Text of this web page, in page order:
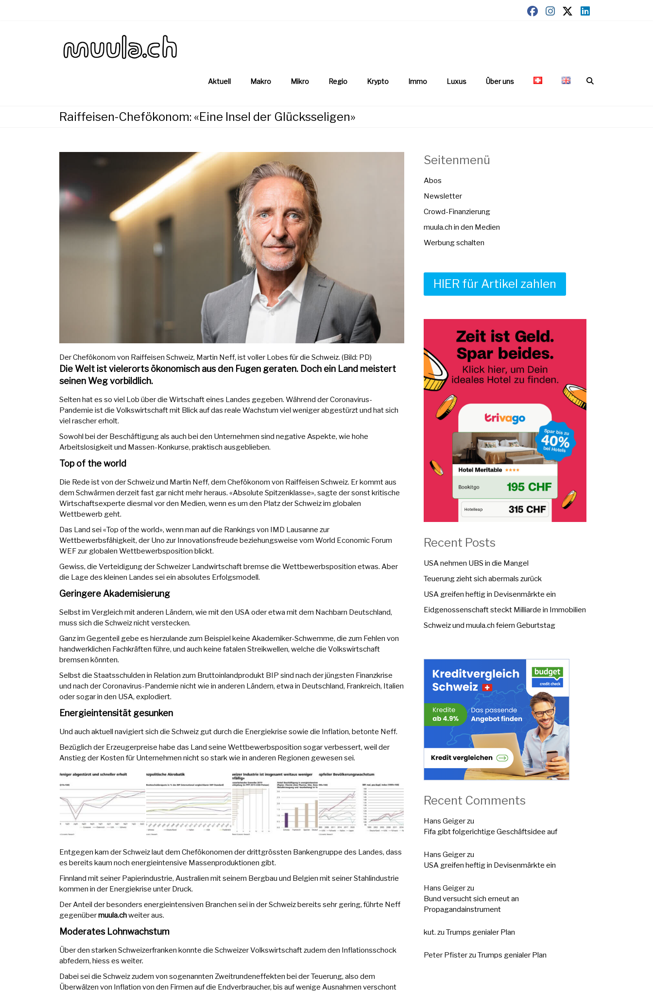
Aktuell Makro Mikro Regio Krypto Immo Luxus Über uns
Raiffeisen-Chefökonom: «Eine Insel der Glücksseligen»
Der Chefökonom von Raiffeisen Schweiz, Martin Neff, ist voller Lobes für die Schweiz. (Bild: PD)
Die Welt ist vielerorts ökonomisch aus den Fugen geraten. Doch ein Land meistert
seinen Weg vorbildlich.
Selten hat es so viel Lob über die Wirtschaft eines Landes gegeben. Während der Coronavirus-
Pandemie ist die Volkswirtschaft mit Blick auf das reale Wachstum viel weniger abgestürzt und hat sich
viel rascher erholt.
Sowohl bei der Beschäftigung als auch bei den Unternehmen sind negative Aspekte, wie hohe
Arbeitslosigkeit und Massen-Konkurse, praktisch ausgeblieben.
Top of the world
Die Rede ist von der Schweiz und Martin Neff, dem Chefökonom von Raiffeisen Schweiz. Er kommt aus
dem Schwärmen derzeit fast gar nicht mehr heraus. «Absolute Spitzenklasse», sagte der sonst kritische
Wirtschaftsexperte diesmal vor den Medien, wenn es um den Platz der Schweiz im globalen
Wettbewerb geht.
Das Land sei «Top of the world», wenn man auf die Rankings von IMD Lausanne zur
Wettbewerbsfähigkeit, der Uno zur Innovationsfreude beziehungsweise vom World Economic Forum
WEF zur globalen Wettbewerbsposition blickt.
Gewiss, die Verteidigung der Schweizer Landwirtschaft bremse die Wettbewerbsposition etwas. Aber
die Lage des kleinen Landes sei ein absolutes Erfolgsmodell.
Geringere Akademisierung
Selbst im Vergleich mit anderen Ländern, wie mit den USA oder etwa mit dem Nachbarn Deutschland,
muss sich die Schweiz nicht verstecken.
Ganz im Gegenteil gebe es hierzulande zum Beispiel keine Akademiker-Schwemme, die zum Fehlen von
handwerklichen Fachkräften führe, und auch keine fatalen Streikwellen, welche die Volkswirtschaft
bremsen könnten.
Selbst die Staatsschulden in Relation zum Bruttoinlandprodukt BIP sind nach der jüngsten Finanzkrise
und nach der Coronavirus-Pandemie nicht wie in anderen Ländern, etwa in Deutschland, Frankreich, Italien
oder sogar in den USA, explodiert.
Energieintensität gesunken
Und auch aktuell navigiert sich die Schweiz gut durch die Energiekrise sowie die Inflation, betonte Neff.
Bezüglich der Erzeugerpreise habe das Land seine Wettbewerbsposition sogar verbessert, weil der
Anstieg der Kosten für Unternehmen nicht so stark wie in anderen Regionen gewesen sei.
Entgegen kam der Schweiz laut dem Chefökonomen der drittgrössten Bankengruppe des Landes, dass
es bereits kaum noch energieintensive Massenproduktionen gibt.
Finnland mit seiner Papierindustrie, Australien mit seinem Bergbau und Belgien mit seiner Stahlindustrie
kommen in der Energiekrise unter Druck.
Der Anteil der besonders energieintensiven Branchen sei in der Schweiz bereits sehr gering, führte Neff
gegenübermuula.chweiter aus.
Moderates Lohnwachstum
Über den starken Schweizerfranken konnte die Schweizer Volkswirtschaft zudem den Inflationsschock
abfedern, hiess es weiter.
Dabei sei die Schweiz zudem von sogenannten Zweitrundeneffekten bei der Teuerung, also dem
Überwälzen von Inflation von den Firmen auf die Endverbraucher, bis auf wenige Ausnahmen verschont
Seitenmenü
Abos
Newsletter
Crowd-Finanzierung
muula.ch in den Medien
Werbung schalten
HIER für Artikel zahlen
Recent Posts
USA nehmen UBS in die Mangel
Teuerung zieht sich abermals zurück
USA greifen heftig in Devisenmärkte ein
Eidgenossenschaft steckt Milliarde in Immobilien
Schweiz und muula.ch feiern Geburtstag
Recent Comments
Hans Geigerzu
Fifa gibt folgerichtige Geschäftsidee auf
Hans Geigerzu
USA greifen heftig in Devisenmärkte ein
Hans Geigerzu
Bund versucht sich erneut an
Propagandainstrument
kut. zu Trumps genialer Plan
Peter Pfisterzu Trumps genialer Plan